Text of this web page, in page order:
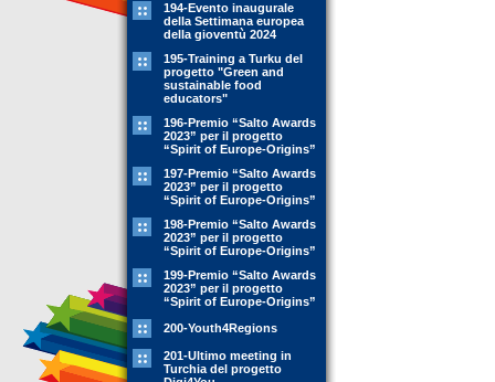
194-Evento inaugurale
della Settimana europea
della gioventù 2024
195-Training a Turku del
progetto "Green and
sustainable food
educators"
196-Premio “Salto Awards
2023” per il progetto
“Spirit of Europe-Origins”
197-Premio “Salto Awards
2023” per il progetto
“Spirit of Europe-Origins”
198-Premio “Salto Awards
2023” per il progetto
“Spirit of Europe-Origins”
199-Premio “Salto Awards
2023” per il progetto
“Spirit of Europe-Origins”
200-Youth4Regions
201-Ultimo meeting in
Turchia del progetto